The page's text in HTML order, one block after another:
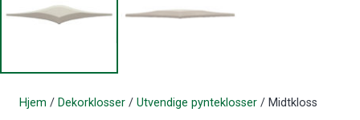
Hjem / Dekorklosser / Utvendige pynteklosser / Midtkloss